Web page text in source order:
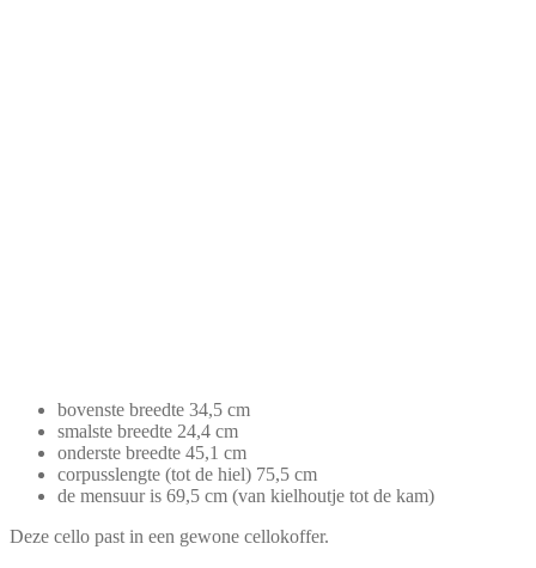
bovenste breedte 34,5 cm
smalste breedte 24,4 cm
onderste breedte 45,1 cm
corpusslengte (tot de hiel) 75,5 cm
de mensuur is 69,5 cm (van kielhoutje tot de kam)
Deze cello past in een gewone cellokoffer.